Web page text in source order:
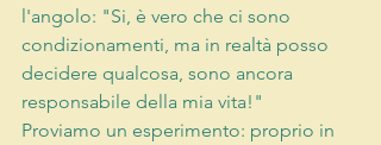
l'angolo: "Si, è vero che ci sono
condizionamenti, ma in realtà posso
decidere qualcosa, sono ancora
responsabile della mia vita!"
Proviamo un esperimento: proprio in